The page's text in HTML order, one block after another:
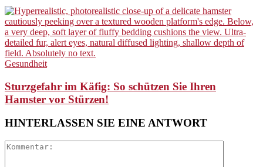
Gesundheit
Sturzgefahr im Käfig: So schützen Sie Ihren
Hamster vor Stürzen!
HINTERLASSEN SIE EINE ANTWORT